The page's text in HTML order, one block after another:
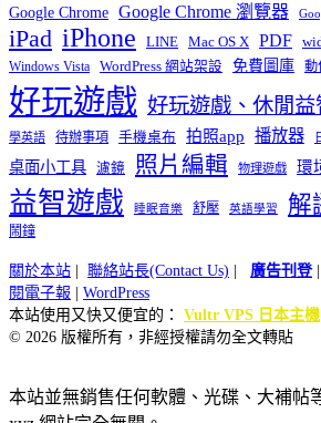
Google Chrome Google Chrome 瀏覽器
iPad iPhone LINE Mac OS X PDF
Windows Vista WordPress 網站架設 免費圖庫 動
好玩遊戲 好玩遊戲、休閒益
學英語 待辦事項 手機桌布 拍照app 播放器
桌面小工具 濾鏡 照片編輯 物理遊戲 環
益智遊戲 睡眠音樂 舒壓 英語學習 解
鬧鐘
關於本站 聯絡站長(Contact Us) 廣告刊登|
閱電子報
WordPress
本站使用又快又便宜的： Vultr VPS 日本主機
© 2026 版權所有，非經授權請勿全文轉貼
本站並無銷售任何軟體、光碟、大補帖